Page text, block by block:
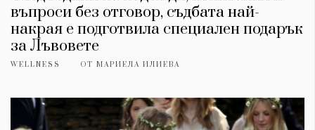
въпроси без отговор, съдбата най-
накрая е подготвила специален подарък
за Лъвовете
WELLNESS ОТ МАРИЕЛА ИЛИЕВА